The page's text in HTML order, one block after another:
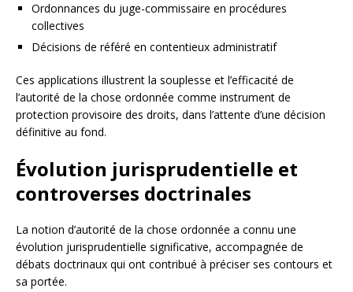
Ordonnances du juge-commissaire en procédures
collectives
Décisions de référé en contentieux administratif
Ces applications illustrent la souplesse et l’efficacité de
l’autorité de la chose ordonnée comme instrument de
protection provisoire des droits, dans l’attente d’une décision
définitive au fond.
Évolution jurisprudentielle et
controverses doctrinales
La notion d’autorité de la chose ordonnée a connu une
évolution jurisprudentielle significative, accompagnée de
débats doctrinaux qui ont contribué à préciser ses contours et
sa portée.